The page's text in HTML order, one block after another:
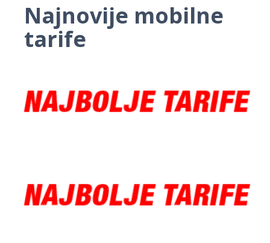
Najnovije mobilne
tarife